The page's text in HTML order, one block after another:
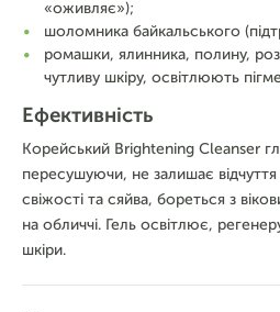
«оживляє»);
шоломника байкальського
ромашки, ялинника, полину,
чутливу шкіру, освітлюють
Ефективність
Корейський Brightening Cleanser
пересушуючи, не залишає відчуття
свіжості та сяйва, бореться з
на обличчі. Гель освітлює,
шкіри.